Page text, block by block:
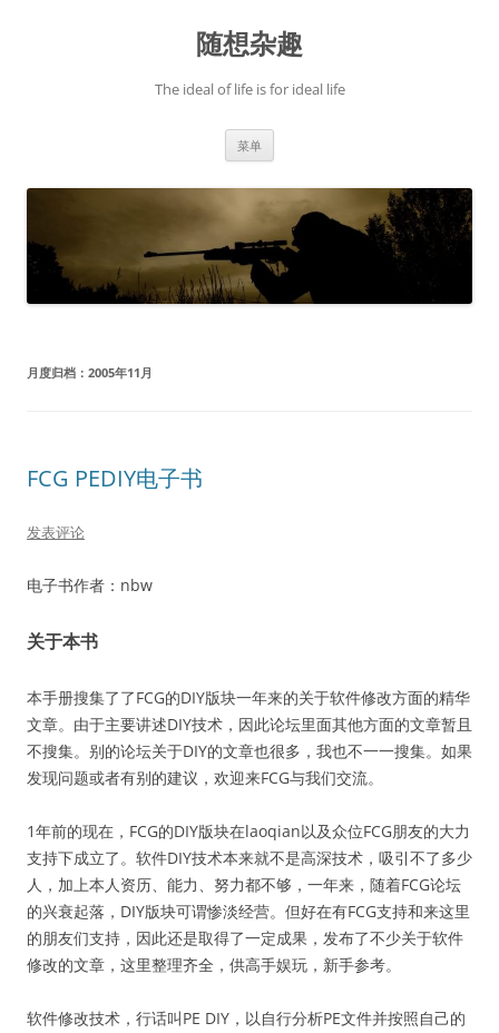
随想杂趣
The ideal of life is for ideal life
菜单
月度归档： 2005年11月
FCG PEDIY电子书
发表评论
电子书作者：nbw
关于本书
本手册搜集了了FCG的DIY版块一年来的关于软件修改方面的精华
文章。由于主要讲述DIY技术，因此论坛里面其他方面的文章暂且
不搜集。别的论坛关于DIY的文章也很多，我也不一一搜集。如果
发现问题或者有别的建议，欢迎来FCG与我们交流。
1年前的现在，FCG的DIY版块在laoqian以及众位FCG朋友的大力
支持下成立了。软件DIY技术本来就不是高深技术，吸引不了多少
人，加上本人资历、能力、努力都不够，一年来，随着FCG论坛
的兴衰起落，DIY版块可谓惨淡经营。但好在有FCG支持和来这里
的朋友们支持，因此还是取得了一定成果，发布了不少关于软件
修改的文章，这里整理齐全，供高手娱玩，新手参考。
软件修改技术，行话叫PE DIY，以自行分析PE文件并按照自己的